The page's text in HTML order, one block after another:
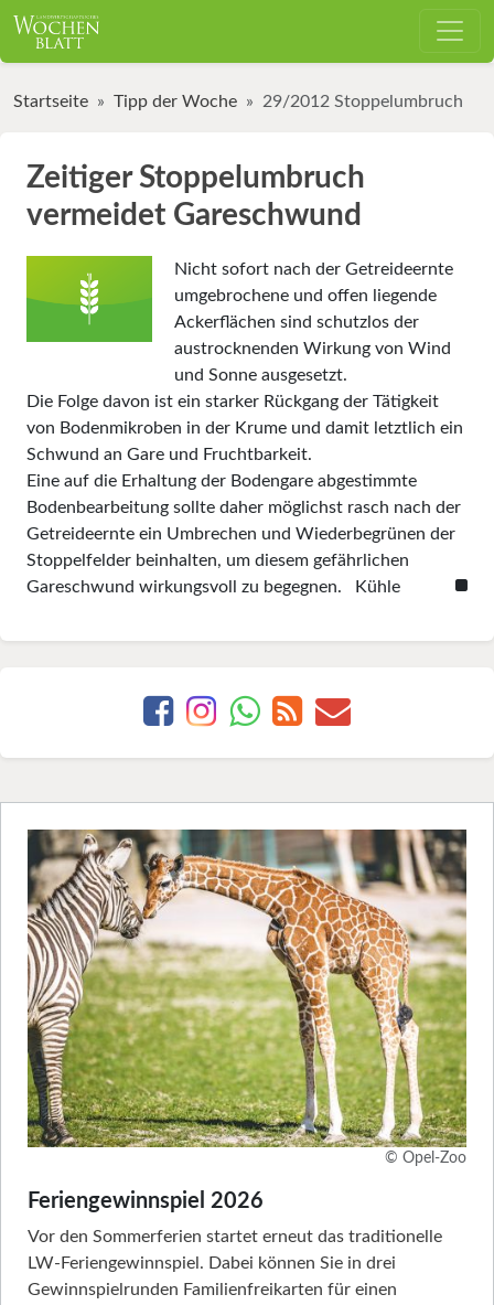
Startseite Tipp der Woche 29/2012 Stoppelumbruch
Zeitiger Stoppelumbruch
vermeidet Gareschwund
Nicht sofort nach der Getreideernte
umgebrochene und offen liegende
Ackerflächen sind schutzlos der
austrocknenden Wirkung von Wind
und Sonne ausgesetzt.
Die Folge davon ist ein starker Rückgang der Tätigkeit
von Bodenmikroben in der Krume und damit letztlich ein
Schwund an Gare und Fruchtbarkeit.
Eine auf die Erhaltung der Bodengare abgestimmte
Bodenbearbeitung sollte daher möglichst rasch nach der
Getreideernte ein Umbrechen und Wiederbegrünen der
Stoppelfelder beinhalten, um diesem gefährlichen
Gareschwund wirkungsvoll zu begegnen. Kühle
© Opel-Zoo
Feriengewinnspiel 2026
Vor den Sommerferien startet erneut das traditionelle
LW-Feriengewinnspiel. Dabei können Sie in drei
Gewinnspielrunden Familienfreikarten für einen